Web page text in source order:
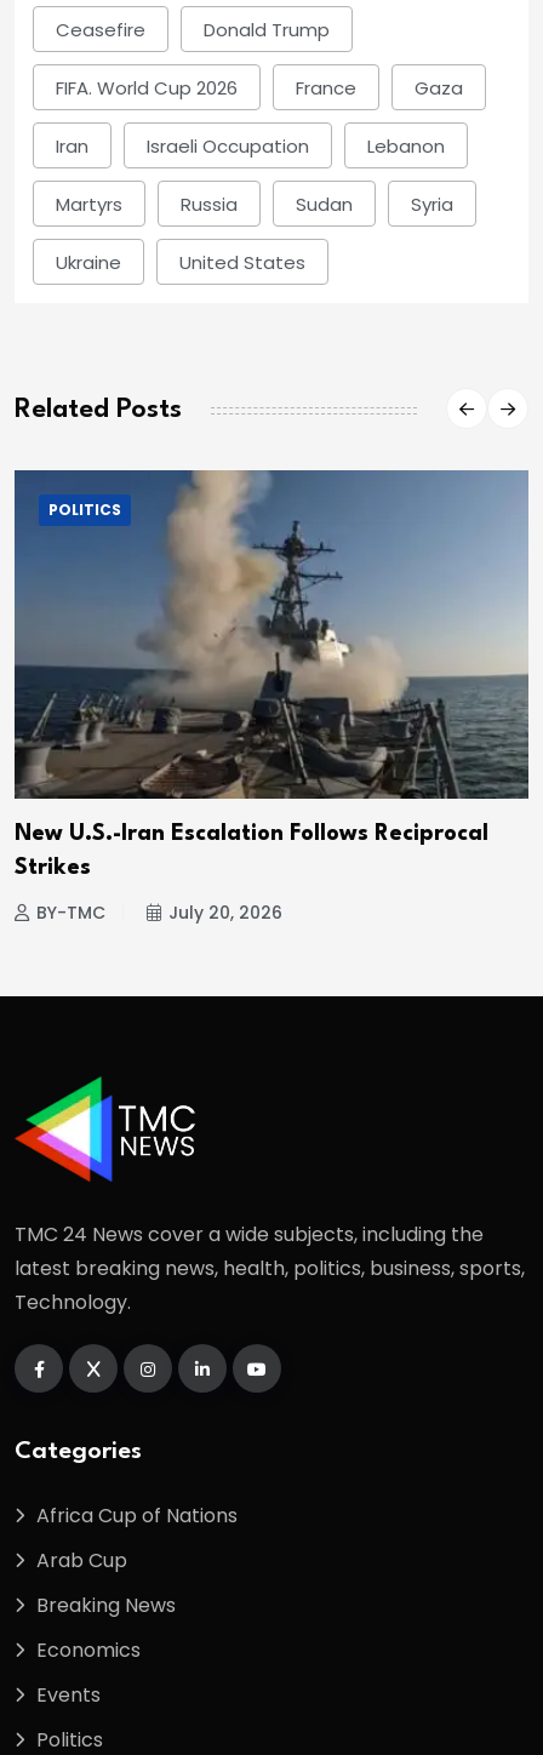
Ceasefire Donald Trump
FIFA. World Cup 2026 France Gaza
Iran Israeli Occupation Lebanon
Martyrs Russia Sudan Syria
Ukraine United States
Related Posts
POLITICS
New U.S.-Iran Escalation Follows Reciprocal
Strikes
BY-TMC July 20, 2026
TMC 24 News cover a wide subjects, including the
latest breaking news, health, politics, business, sports,
Technology.
Categories
Africa Cup of Nations
Arab Cup
Breaking News
Economics
Events
Politics